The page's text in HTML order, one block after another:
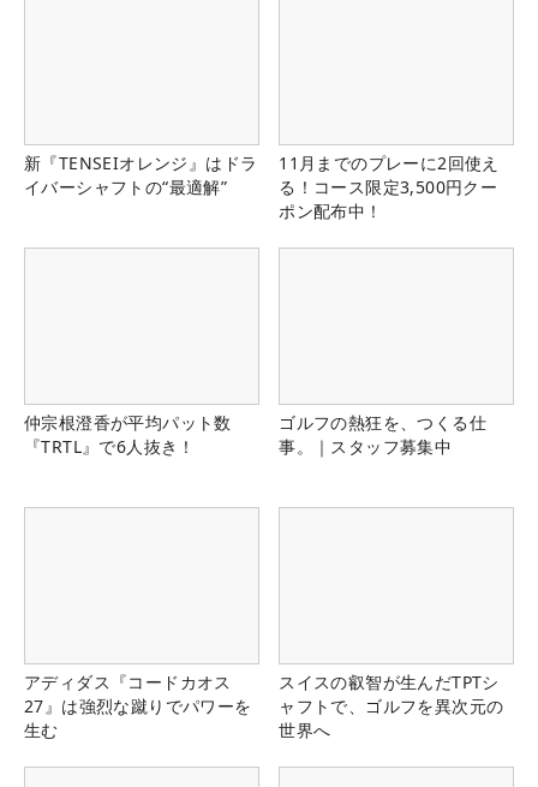
新『TENSEIオレンジ』はドラ
イバーシャフトの“最適解”
11月までのプレーに2回使え
る！コース限定3,500円クー
ポン配布中！
仲宗根澄香が平均パット数
『TRTL』で6人抜き！
ゴルフの熱狂を、つくる仕
事。｜スタッフ募集中
アディダス『コードカオス
27』は強烈な蹴りでパワーを
生む
スイスの叡智が生んだTPTシ
ャフトで、ゴルフを異次元の
世界へ